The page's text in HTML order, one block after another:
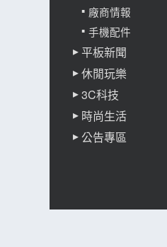
廠商情報
手機配件
平板新聞
休閒玩樂
3C科技
時尚生活
公告專區